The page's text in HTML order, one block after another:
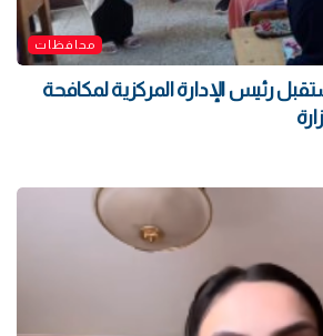
محافظات
رئيس الإدارة المركزية لمكافحة